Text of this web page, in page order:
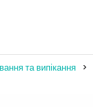
та випікання